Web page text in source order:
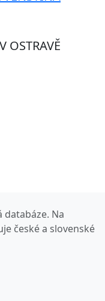
OSTRAVĚ
Na
české a slovenské